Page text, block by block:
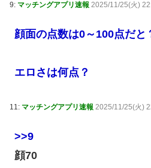
9: マッチングアプリ速報 2025/11/25(火)
顔面の点数は0～100点だと
エロさは何点？
11: マッチングアプリ速報 2025/11/25(火)
>>9
顔70